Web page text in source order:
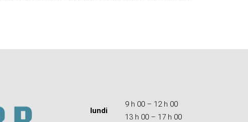
lundi
9 h 00 – 12 h 00
13 h 00 – 17 h 00